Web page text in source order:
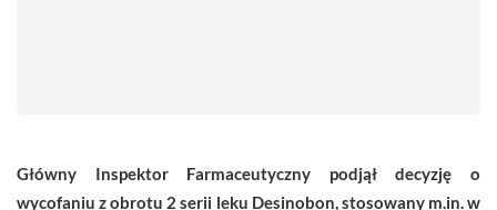
Główny Inspektor Farmaceutyczny podjął decyzję o
wycofaniu z obrotu 2 serii leku Desinobon, stosowany m.in. w